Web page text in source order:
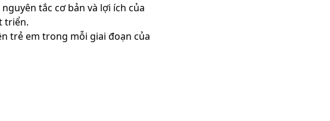
tắc cơ bản và lợi ích của
triển.
trẻ em trong mỗi giai đoạn của